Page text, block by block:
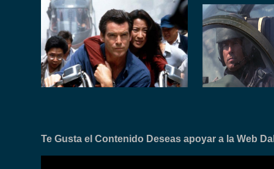
Te Gusta el Contenido Deseas apoyar a la Web